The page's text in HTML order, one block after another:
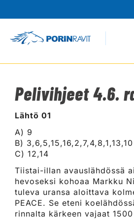
Pelivihjeet 4.6.
Lähtö 01
A) 9
B) 3,6,5,15,16,2,7,4,8,1,13,10
C) 12,14
Tiistai-illan avauslähdössä
hevoseksi kohoaa Markku
tuleva uransa aloittava
PEACE. Se eteni
rinnalta kärkeen vajaat